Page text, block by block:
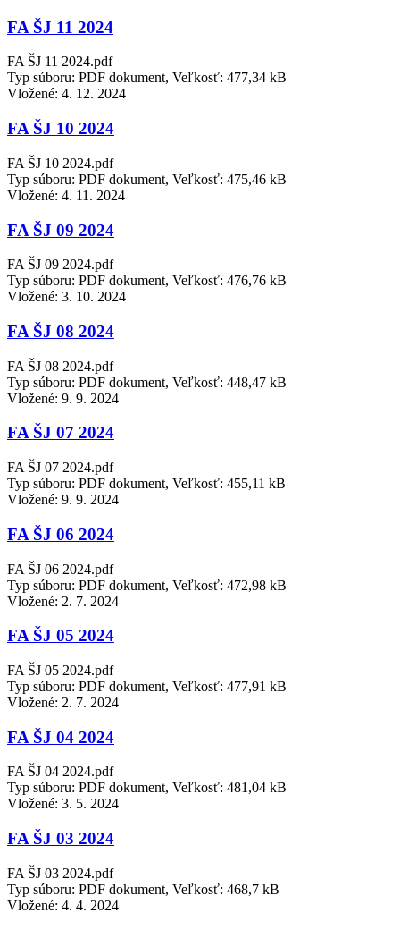
FA ŠJ 11 2024
FA ŠJ 11 2024.pdf
Typ súboru: PDF dokument, Veľkosť: 477,34 kB
Vložené: 4. 12. 2024
FA ŠJ 10 2024
FA ŠJ 10 2024.pdf
Typ súboru: PDF dokument, Veľkosť: 475,46 kB
Vložené: 4. 11. 2024
FA ŠJ 09 2024
FA ŠJ 09 2024.pdf
Typ súboru: PDF dokument, Veľkosť: 476,76 kB
Vložené: 3. 10. 2024
FA ŠJ 08 2024
FA ŠJ 08 2024.pdf
Typ súboru: PDF dokument, Veľkosť: 448,47 kB
Vložené: 9. 9. 2024
FA ŠJ 07 2024
FA ŠJ 07 2024.pdf
Typ súboru: PDF dokument, Veľkosť: 455,11 kB
Vložené: 9. 9. 2024
FA ŠJ 06 2024
FA ŠJ 06 2024.pdf
Typ súboru: PDF dokument, Veľkosť: 472,98 kB
Vložené: 2. 7. 2024
FA ŠJ 05 2024
FA ŠJ 05 2024.pdf
Typ súboru: PDF dokument, Veľkosť: 477,91 kB
Vložené: 2. 7. 2024
FA ŠJ 04 2024
FA ŠJ 04 2024.pdf
Typ súboru: PDF dokument, Veľkosť: 481,04 kB
Vložené: 3. 5. 2024
FA ŠJ 03 2024
FA ŠJ 03 2024.pdf
Typ súboru: PDF dokument, Veľkosť: 468,7 kB
Vložené: 4. 4. 2024